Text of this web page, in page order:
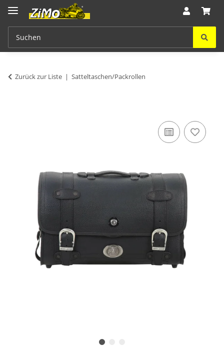
Zurück zur Liste Satteltaschen/Packrollen